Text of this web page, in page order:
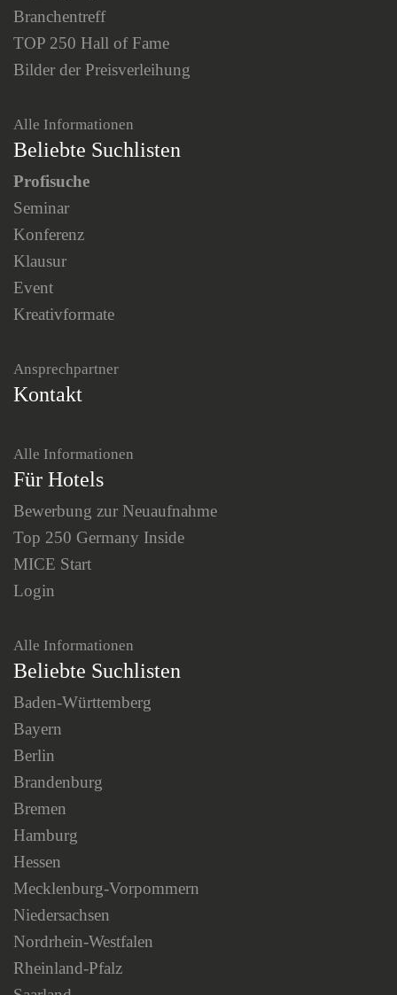
Branchentreff
TOP 250 Hall of Fame
Bilder der Preisverleihung
Alle Informationen
Beliebte Suchlisten
Profisuche
Seminar
Konferenz
Klausur
Event
Kreativformate
Ansprechpartner
Kontakt
Alle Informationen
Für Hotels
Bewerbung zur Neuaufnahme
Top 250 Germany Inside
MICE Start
Login
Alle Informationen
Beliebte Suchlisten
Baden-Württemberg
Bayern
Berlin
Brandenburg
Bremen
Hamburg
Hessen
Mecklenburg-Vorpommern
Niedersachsen
Nordrhein-Westfalen
Rheinland-Pfalz